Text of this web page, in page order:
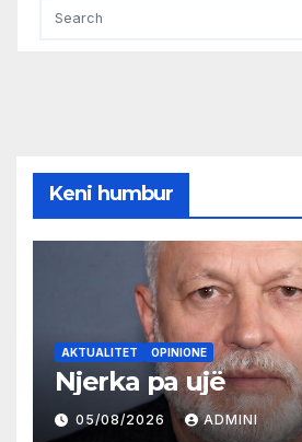
Keni humbur
AKTUALITET OPINIONE
Njerka pa ujë
05/08/2026 ADMINI